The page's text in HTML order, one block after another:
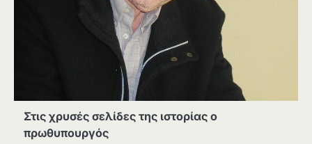
Στις χρυσές σελίδες της ιστορίας ο
πρωθυπουργός